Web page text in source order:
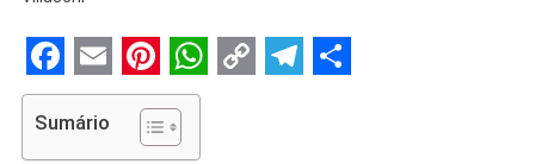
Facebook
EmailPinterest
WhatsApp
Sumário